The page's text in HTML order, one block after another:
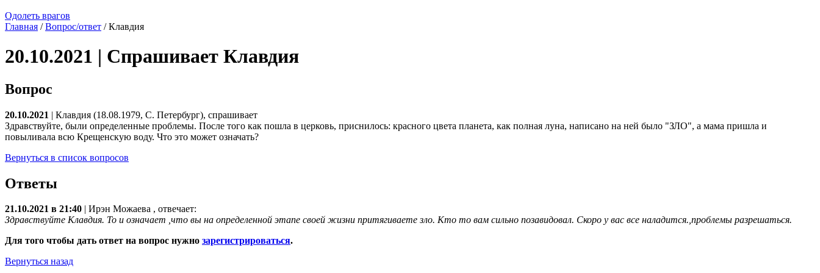
Одолеть врагов
Главная /Вопрос/ответ / Клавдия
20.10.2021 | Спрашивает Клавдия
Вопрос
20.10.2021 | Клавдия (18.08.1979, С. Петербург), спрашивает
Здравствуйте, были определенные проблемы. После того как пошла в церковь, приснилось: красного цвета планета, как полная луна, написано на ней было "ЗЛО", а мама пришла и
повыливала всю Крещенскую воду. Что это может означать?
Вернуться в список вопросов
Ответы
21.10.2021 в 21:40 Ирэн Можаева , отвечает:
Здравствуйте Клавдия. То и означает ,что вы на определенной этапе своей жизни притягиваете зло. Кто то вам сильно позавидовал. Скоро у вас все наладится.,проблемы разрешаться.
Для того чтобы дать ответ на вопрос нужно зарегистрироваться.
Вернуться назад